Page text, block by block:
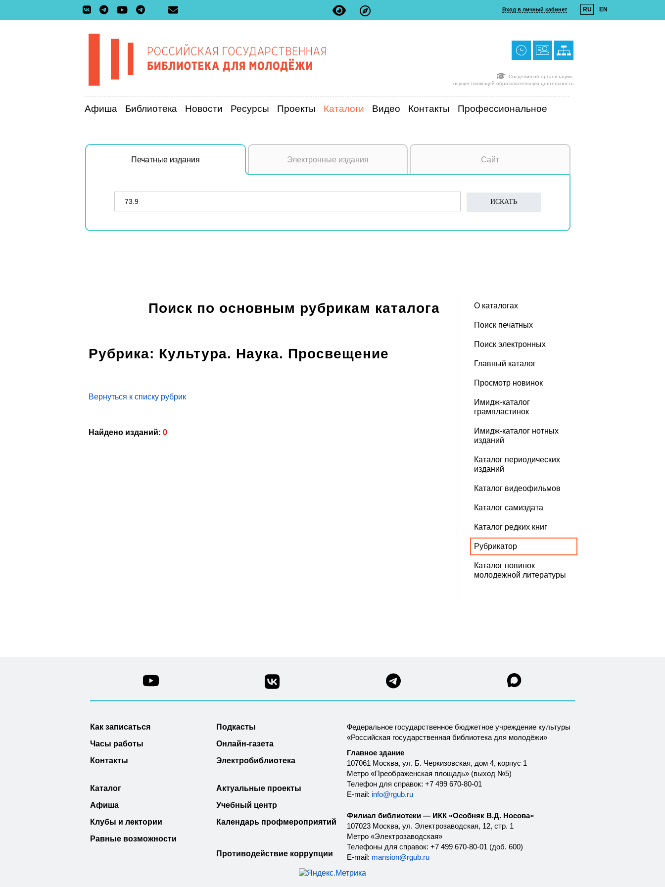
Вход в личный кабинет RU EN
Сведения об организации,
осуществляющей образовательную деятельность
Афиша Библиотека Новости Ресурсы Проекты Каталоги Видео Контакты Профессиональное
Печатные издания Электронные издания Сайт
Поиск по основным рубрикам каталога
Рубрика: Культура. Наука. Просвещение
Вернуться к списку рубрик
Найдено изданий: 0
О каталогах
Поиск печатных
Поиск электронных
Главный каталог
Просмотр новинок
Имидж-каталог
грампластинок
Имидж-каталог нотных
изданий
Каталог периодических
изданий
Каталог видеофильмов
Каталог самиздата
Каталог редких книг
Рубрикатор
Каталог новинок
молодежной литературы
Как записаться
Часы работы
Контакты
Каталог
Афиша
Клубы и лектории
Равные возможности
Подкасты
Онлайн-газета
Электробиблиотека
Актуальные проекты
Учебный центр
Календарь профмероприятий
Противодействие коррупции
Федеральное государственное бюджетное учреждение культуры
«Российская государственная библиотека для молодёжи»
Главное здание
107061 Москва, ул. Б. Черкизовская, дом 4, корпус 1
Метро «Преображенская площадь» (выход №5)
Телефон для справок: +7 499 670-80-01
E-mail: info@rgub.ru
Филиал библиотеки — ИКК «Особняк В.Д. Носова»
107023 Москва, ул. Электрозаводская, 12, стр. 1
Метро «Электрозаводская»
Телефоны для справок: +7 499 670-80-01 (доб. 600)
E-mail: mansion@rgub.ru